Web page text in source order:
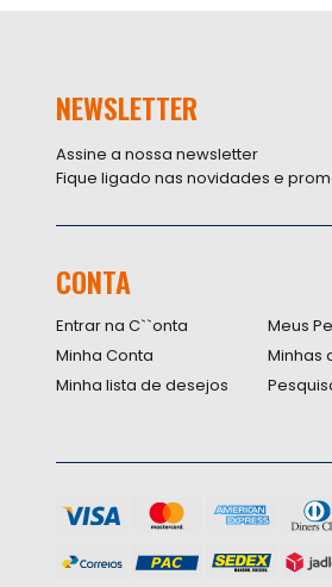
NEWSLETTER
Assine a nossa newsletter
Fique ligado nas novidades e
CONTA
Entrar na C``onta
Minha Conta
Minha lista de desejos
Meus
Minhas